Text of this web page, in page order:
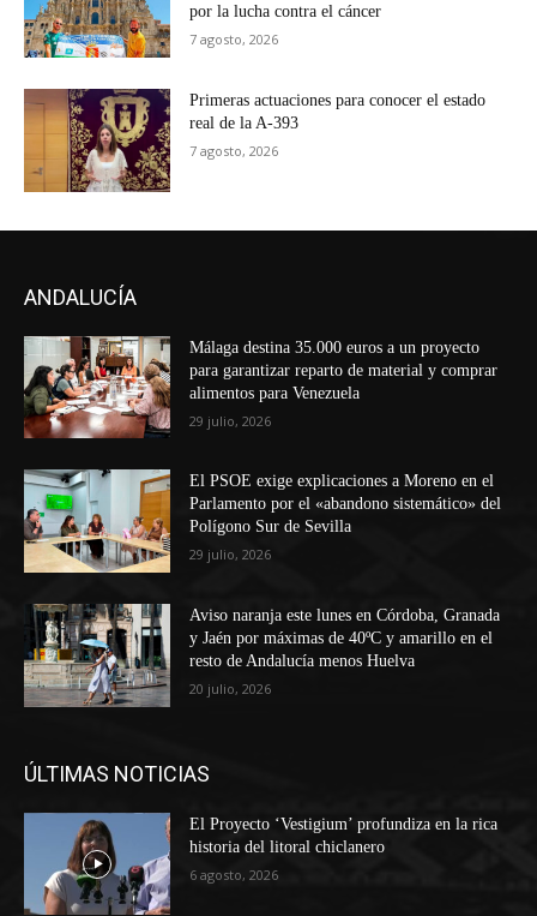
por la lucha contra el cáncer
7 agosto, 2026
Primeras actuaciones para conocer el estado
real de la A-393
7 agosto, 2026
ANDALUCÍA
Málaga destina 35.000 euros a un proyecto
para garantizar reparto de material y comprar
alimentos para Venezuela
29 julio, 2026
El PSOE exige explicaciones a Moreno en el
Parlamento por el «abandono sistemático» del
Polígono Sur de Sevilla
29 julio, 2026
Aviso naranja este lunes en Córdoba, Granada
y Jaén por máximas de 40ºC y amarillo en el
resto de Andalucía menos Huelva
20 julio, 2026
ÚLTIMAS NOTICIAS
El Proyecto ‘Vestigium’ profundiza en la rica
historia del litoral chiclanero
6 agosto, 2026